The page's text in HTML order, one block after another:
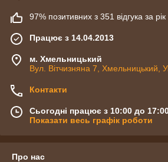
97% позитивних з 351 відгука за рік
Працює з 14.04.2013
м. Хмельницький
Вул. Вітчизняна 7, Хмельницький,
Контакти
Сьогодні працює з 10:00 до
Показати весь графік роботи
Про нас